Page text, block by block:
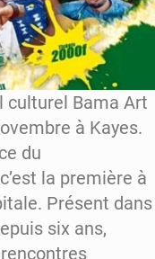
culturel Bama Art
à Kayes.
du
la première à
Présent dans
six ans,